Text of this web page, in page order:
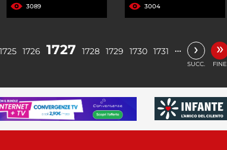
3089 3004
1725 1726 1727 1728 1729 1730 1731 … ›
SUCC.
»
FINE